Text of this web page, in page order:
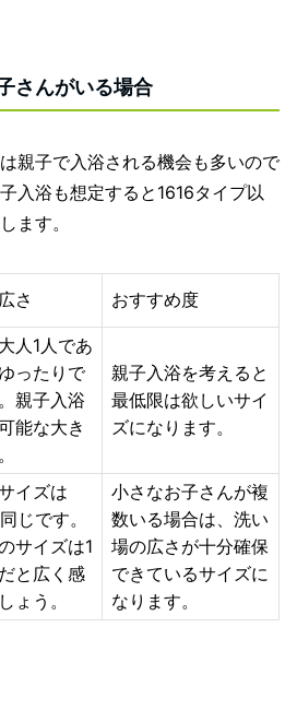
さんがいる場合
親子で入浴される機会も多いので
入浴も想定すると1616タイプ以
ます。
さ おすすめ度
人1人であ
ったりで
親子入浴
能な大き
親子入浴を考えると
最低限は欲しいサイ
ズになります。
イズは
じです。
サイズは1
と広く感
ょう。
小さなお子さんが複
数いる場合は、洗い
場の広さが十分確保
できているサイズに
なります。